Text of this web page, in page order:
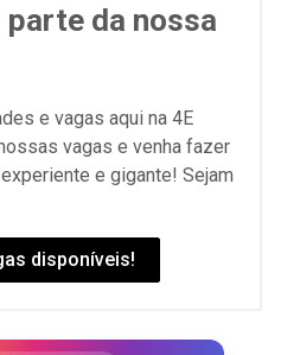
parte da nossa
e vagas aqui na 4E
vagas e venha fazer
e gigante! Sejam
disponíveis!